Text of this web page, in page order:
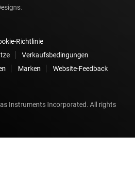
Richtlinie
Verkaufsbedingungen
Marken
Website-Feedback
Instruments Incorporated. All rights